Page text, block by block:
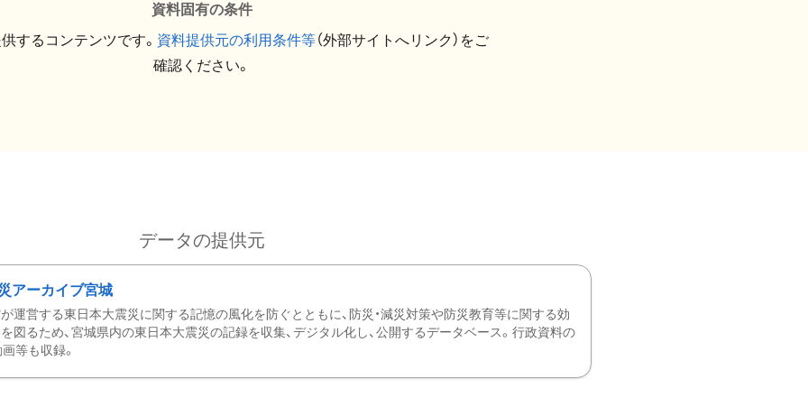
資料固有の条件
するコンテンツです。 資料提供元の利用条件等（外部サイトへリンク）をご
確認ください。
データの提供元
アーカイブ宮城
運営する東日本大震災に関する記憶の風化を防ぐとともに、防災・減災対策や防災教育等に関する効
図るため、宮城県内の東日本大震災の記録を収集、デジタル化し、公開するデータベース。行政資料の
等も収録。